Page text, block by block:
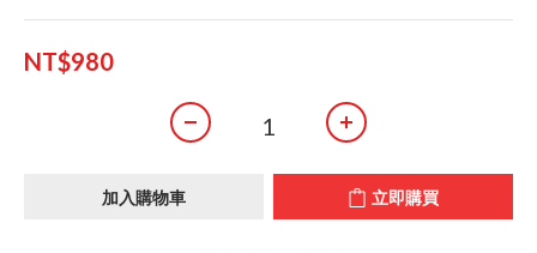
NT$980
加入購物車 立即購買